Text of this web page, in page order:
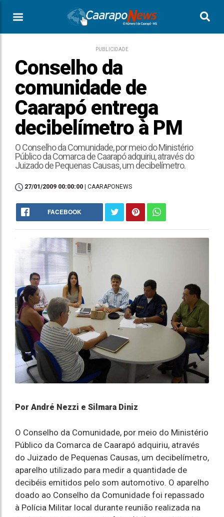
PUBLICIDADE
Conselho da
comunidade de
Caarapó entrega
decibelímetro à PM
O Conselho da Comunidade, por meio do Ministério
Público da Comarca de Caarapó adquiriu, através do
Juizado de Pequenas Causas, um decibelímetro.
27/01/2009 00:00:00 | CAARAPONEWS
FACEBOOK
Por André Nezzi e Silmara Diniz
O Conselho da Comunidade, por meio do Ministério
Público da Comarca de Caarapó adquiriu, através
do Juizado de Pequenas Causas, um decibelímetro,
aparelho utilizado para medir a quantidade de
decibéis emitidos pelo som automotivo. O aparelho
doado ao Conselho da Comunidade foi repassado
à Polícia Militar local durante reunião realizada na